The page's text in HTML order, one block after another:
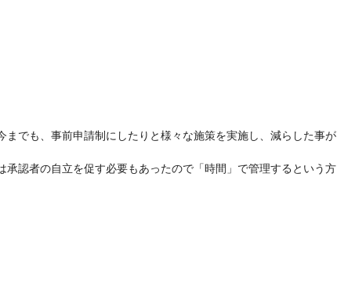
でも、事前申請制にしたりと様々な施策を実施し、減らした事が
認者の自立を促す必要もあったので「時間」で管理するという方